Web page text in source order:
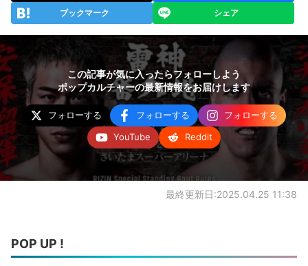
ブックマーク シェア
この記事が気に入ったらフォローしよう
ポップカルチャーの最新情報をお届けします
フォローする フォローする
フォローする
YouTube
Reddit
最終更新日:2025.04.25 11:38
POP UP !